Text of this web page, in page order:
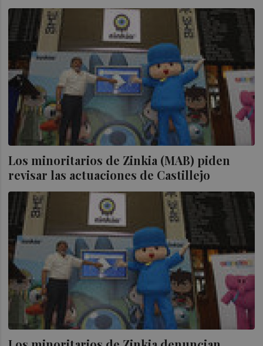
Los minoritarios de Zinkia (MAB) piden
revisar las actuaciones de Castillejo